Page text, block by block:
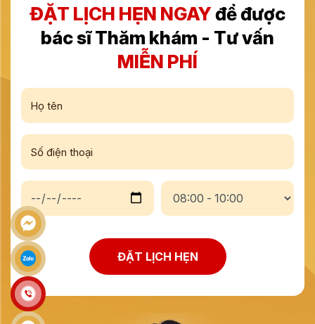
ĐẶT LỊCH HẸN NGAYđể được
bác sĩ Thăm khám - Tư vấn
MIỄN PHÍ
ĐẶT LỊCH HẸN